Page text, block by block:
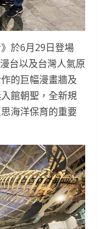
於6月29日登場
台以及台灣人氣原
的巨幅漫畫牆及
館朝聖，全新規
海洋保育的重要